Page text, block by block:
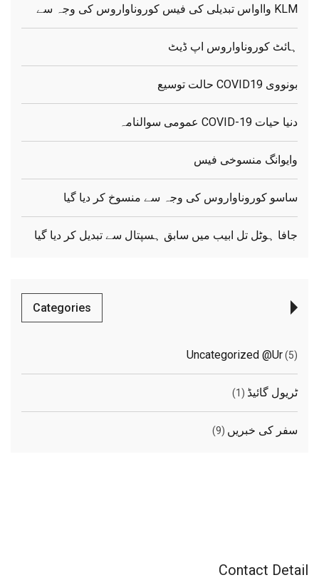
KLM وااواس تبدیلی کی فیس کوروناواروس کی وجہ سے
ہائٹ کوروناواروس اپ ڈیٹ
بونووی COVID19 حالت توسیع
دنیا حیات COVID-19 عمومی سوالنامہ
وایوانگ منسوخی فیس
ساسو کوروناواروس کی وجہ سے منسوخ کر دیا گیا
جافا ہوٹل تل ابیب میں سابق ہسپتال سے تبدیل کر دیا گیا
Categories
Uncategorized @ur(5)
ٹریول گائیڈ (1)
سفر کی خبریں (9)
Contact Detail